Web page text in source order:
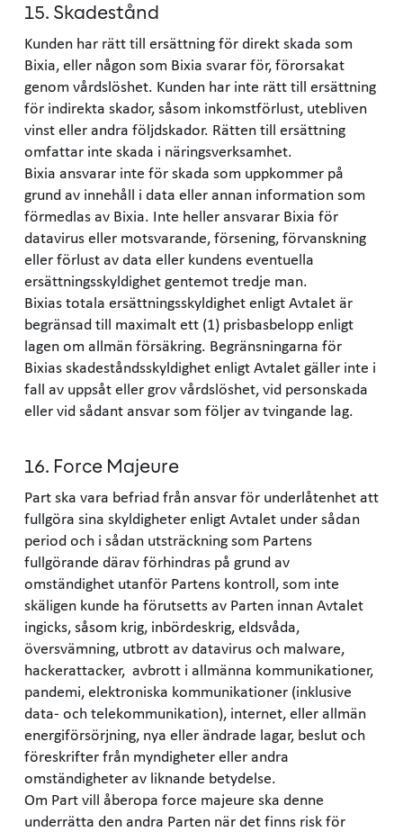
15. Skadestånd
Kunden har rätt till ersättning för direkt skada som
Bixia, eller någon som Bixia svarar för, förorsakat
genom vårdslöshet. Kunden har inte rätt till ersättning
för indirekta skador, såsom inkomstförlust, utebliven
vinst eller andra följdskador. Rätten till ersättning
omfattar inte skada i näringsverksamhet.
Bixia ansvarar inte för skada som uppkommer på
grund av innehåll i data eller annan information som
förmedlas av Bixia. Inte heller ansvarar Bixia för
datavirus eller motsvarande, försening, förvanskning
eller förlust av data eller kundens eventuella
ersättningsskyldighet gentemot tredje man.
Bixias totala ersättningsskyldighet enligt Avtalet är
begränsad till maximalt ett (1) prisbasbelopp enligt
lagen om allmän försäkring. Begränsningarna för
Bixias skadeståndsskyldighet enligt Avtalet gäller inte i
fall av uppsåt eller grov vårdslöshet, vid personskada
eller vid sådant ansvar som följer av tvingande lag.
16. Force Majeure
Part ska vara befriad från ansvar för underlåtenhet att
fullgöra sina skyldigheter enligt Avtalet under sådan
period och i sådan utsträckning som Partens
fullgörande därav förhindras på grund av
omständighet utanför Partens kontroll, som inte
skäligen kunde ha förutsetts av Parten innan Avtalet
ingicks, såsom krig, inbördeskrig, eldsvåda,
översvämning, utbrott av datavirus och malware,
hackerattacker, avbrott i allmänna kommunikationer,
pandemi, elektroniska kommunikationer (inklusive
data- och telekommunikation), internet, eller allmän
energiförsörjning, nya eller ändrade lagar, beslut och
föreskrifter från myndigheter eller andra
omständigheter av liknande betydelse.
Om Part vill åberopa force majeure ska denne
underrätta den andra Parten när det finns risk för